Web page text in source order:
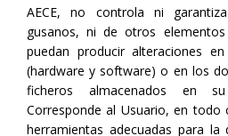
AECE, no controla ni
gusanos, ni de otros
puedan producir alteraciones
(hardware y software) o en los
ficheros almacenados en
Corresponde al Usuario, en todo
herramientas adecuadas para la